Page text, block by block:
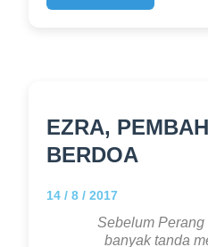
EZRA,
BERDOA
14 / 8 / 2017
Sebelum Perang
banyak tanda